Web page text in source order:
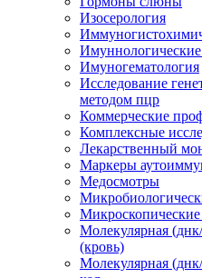
Изосерология
Имуногематология
Исследование
методом пцр
Коммерческие
Комплексные
Лекарственный
Маркеры
Медосмотры
Микроскопические
Молекулярная
(кровь)
Молекулярная